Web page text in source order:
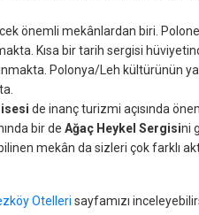
önemli mekânlardan biri.
Kısa bir tarih sergisi
Polonya/Leh kültürünün
de inanç turizmi açısında
bir de Ağaç Heykel Sergisini
mekân da sizleri çok farklı
Otelleri sayfamızı